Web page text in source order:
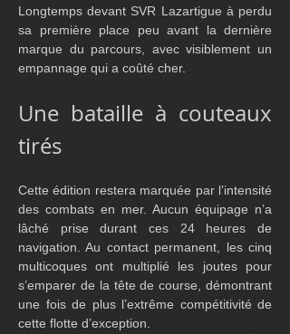
Longtemps devant SVR Lazartigue à perdu
sa première place peu avant la dernière
marque du parcours, avec visiblement un
empannage qui a coûté cher.
Une bataille à couteaux
tirés
Cette édition restera marquée par l’intensité
des combats en mer. Aucun équipage n’a
lâché prise durant ces 24 heures de
navigation. Au contact permanent, les cinq
multicoques ont multiplié les joutes pour
s’emparer de la tête de course, démontrant
une fois de plus l’extrême compétitivité de
cette flotte d’exception.